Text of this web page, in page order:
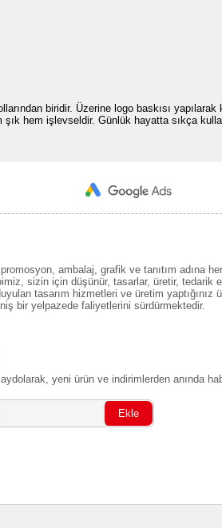
biridir. Üzerine logo baskısı
hem işlevseldir. Günlük hayatta sıkça
ambalaj, grafik ve tanıtım adına
sizin için düşünür, tasarlar, üretir, tedarik
tasarım hizmetleri ve üretim yaptığınız
bir yelpazede faliyetlerini sürdürmektedir.
yeni ürün ve indirimlerden anında
Ekle